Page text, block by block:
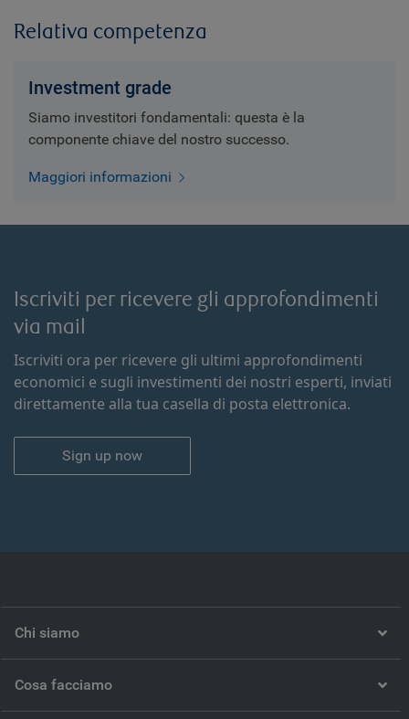
Relativa competenza
Investment grade
Siamo investitori fondamentali: questa è la
componente chiave del nostro successo.
Maggiori informazioni
Iscriviti per ricevere gli approfondimenti
via mail
Iscriviti ora per ricevere gli ultimi approfondimenti
economici e sugli investimenti dei nostri esperti, inviati
direttamente alla tua casella di posta elettronica.
Sign up now
Chi siamo
Cosa facciamo